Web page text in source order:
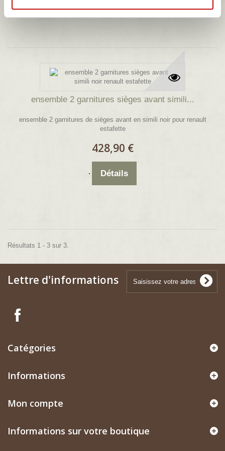
ensemble 2 garnitures sièges avant simili...
ensemble 2 garnitures de sièges avant en simili noir pour renault
estafette
428,90 €
Détails
Résultats 1 - 3 sur 3.
Lettre d'informations
Catégories
Informations
Mon compte
Informations sur votre boutique